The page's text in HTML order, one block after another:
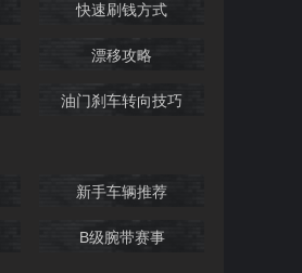
快速刷钱方式
漂移攻略
油门刹车转向技巧
新手车辆推荐
B级腕带赛事